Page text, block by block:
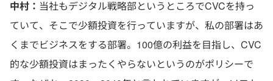
中村： 当社もデジタル戦略部というところでCVCを持っ
ていて、そこで少額投資を行っていますが、私の部署はあ
くまでビジネスをする部署。100億の利益を目指し、CVC
的な少額投資はまったくやらないというのがポリシーで